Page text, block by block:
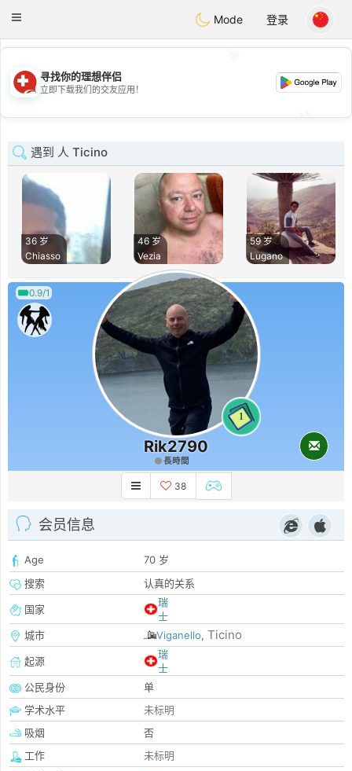
Suissi
Toggle
Mode 登录
💖
💕
寻找你的理想伴侣
立即下载我们的交友应用！
遇到 人 Ticino
36 岁
Chiasso
46 岁
Vezia
59 岁
Lugano
0.9/1
1
Rik2790
長時間
38
会员信息
Age
70 岁
搜索
认真的关系
国家
瑞
士
城市
Viganello, Ticino
起源
瑞
士
公民身份
单
学术水平
未标明
吸烟
否
工作
未标明